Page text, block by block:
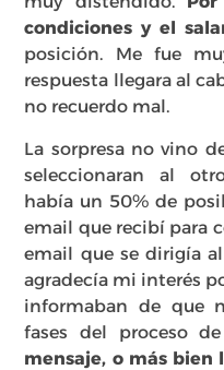
condiciones y el
posición. Me fue
respuesta llegara al
no recuerdo mal.
La sorpresa no vino
seleccionaran al
había un 50% de
email que recibí para
email que se dirigía
agradecía mi interés
informaban de que
fases del proceso
mensaje, o más bien